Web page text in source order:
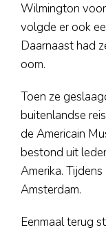
Wilmington
volgde er ook
Daarnaast had
oom.
Toen ze
buitenlandse
de Americain
bestond uit
Amerika.
Amsterdam.
Eenmaal terug